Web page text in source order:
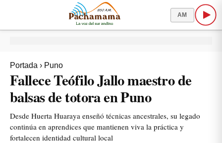
AM
Portada › Puno
Fallece Teófilo Jallo maestro de
balsas de totora en Puno
Desde Huerta Huaraya enseñó técnicas ancestrales, su legado
continúa en aprendices que mantienen viva la práctica y
fortalecen identidad cultural local